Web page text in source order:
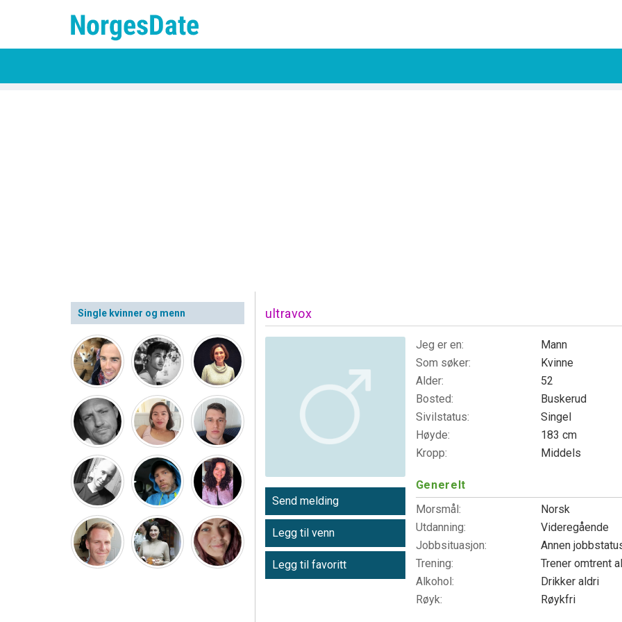
Single kvinner og menn ultravox
Send melding
Legg til venn
Legg til favoritt
Jeg er en:
Mann
Som søker:
Kvinne
Alder:
52
Bosted:
Buskerud
Sivilstatus:
Singel
Høyde:
183 cm
Kropp:
Middels
Generelt
Morsmål:
Norsk
Utdanning:
Videregående
Jobbsituasjon:
Annen
Trening:
Trener omtrent
Alkohol:
Drikker aldri
Røyk:
Røykfri